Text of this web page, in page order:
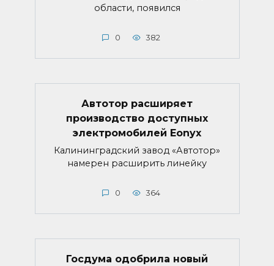
области, появился
0 382
Автотор расширяет
производство доступных
электромобилей Eonyx
Калининградский завод «Автотор»
намерен расширить линейку
0 364
Госдума одобрила новый